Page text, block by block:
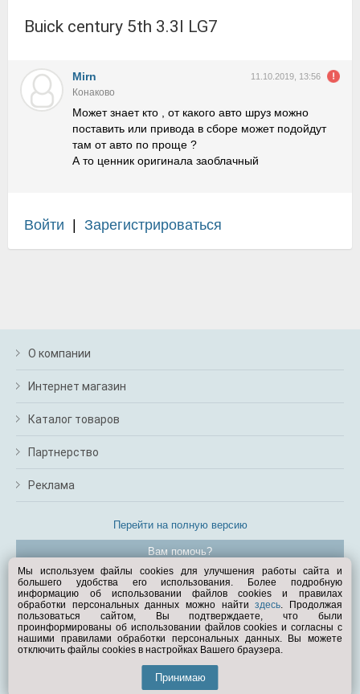
Buick century 5th 3.3l LG7
Mirn 11.10.2019, 13:56
Конаково
Может знает кто , от какого авто шруз можно
поставить или привода в сборе может подойдут
там от авто по проще ?
А то ценник оригинала заоблачный
Войти Зарегистрироваться
О компании
Интернет магазин
Каталог товаров
Партнерство
Реклама
Перейти на полную версию
Вам помочь?
© Exist.ru 1998—2026
Мы используем файлы cookies для улучшения работы сайта и
большего удобства его использования. Более подробную
информацию об использовании файлов cookies и правилах
обработки персональных данных можно найтиздесь. Продолжая
пользоваться сайтом, Вы подтверждаете, что были
проинформированы об использовании файлов cookies и согласны с
нашими правилами обработки персональных данных. Вы можете
отключить файлы cookies в настройках Вашего браузера.
Принимаю